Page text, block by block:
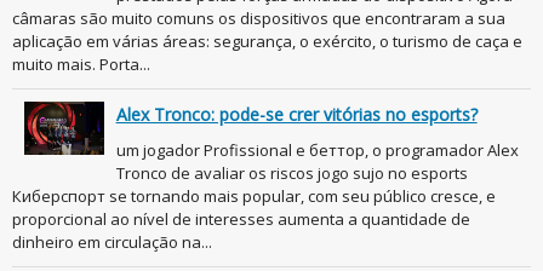
câmaras são muito comuns os dispositivos que encontraram a sua
aplicação em várias áreas: segurança, o exército, o turismo de caça e
muito mais. Porta...
Alex Tronco: pode-se crer vitórias no esports?
um jogador Profissional e беттор, o programador Alex
Tronco de avaliar os riscos jogo sujo no esports
Киберспорт se tornando mais popular, com seu público cresce, e
proporcional ao nível de interesses aumenta a quantidade de
dinheiro em circulação na...